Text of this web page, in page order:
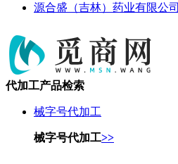
源合盛（吉林）药业有限公司
代加工产品检索
械字号代加工
械字号代加工>>